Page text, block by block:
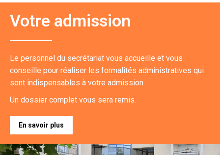
Votre admission
Le personnel du secrétariat vous accueille et vous
conseille pour réaliser les formalités administratives qui
sont indispensables à votre admission.
Un dossier complet vous sera remis.
En savoir plus